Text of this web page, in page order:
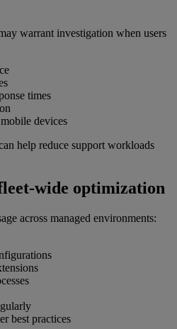
warrant investigation when users
times
devices
help reduce support workloads
wide optimization
across managed environments:
best practices